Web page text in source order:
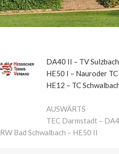
DA40 II – TV
HE50 I – Nauroder TC
HE12 – TC
AUSWÄRTS
TEC Darmstadt –
RW Bad Schwalbach – HE50 II